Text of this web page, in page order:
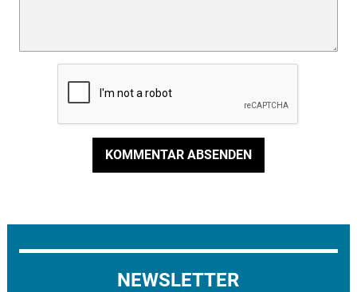
KOMMENTAR ABSENDEN
NEWSLETTER